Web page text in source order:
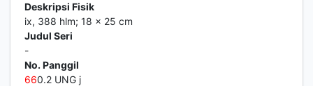
Deskripsi Fisik
ix, 388 hlm; 18 x 25 cm
Judul Seri
-
No. Panggil
660.2 UNG j